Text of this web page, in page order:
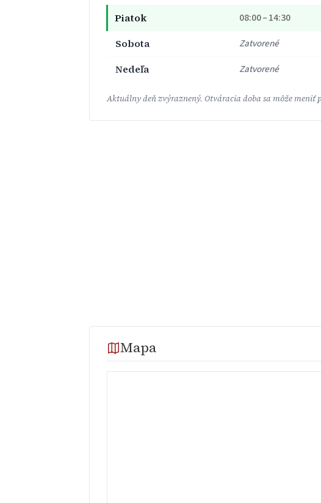
Piatok
08:00 – 14:30
Sobota
Zatvorené
Nedeľa
Zatvorené
Aktuálny deň zvýraznený. Otváracia doba sa môže
Mapa